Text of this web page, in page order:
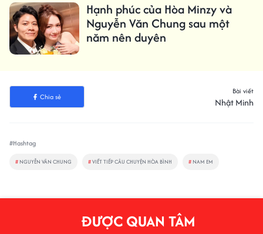
Hạnh phúc của Hòa Minzy và
Nguyễn Văn Chung sau một
năm nên duyên
Chia sẻ
Bài viết
Nhật Minh
#Hashtag
# NGUYỄN VĂN CHUNG #VIẾT TIẾP CÂU CHUYỆN HÒA BÌNH # NAM EM
ĐƯỢC QUAN TÂM